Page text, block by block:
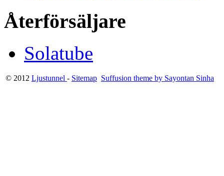
Återförsäljare
Solatube
© 2012 Ljustunnel - Sitemap Suffusion theme by Sayontan Sinha